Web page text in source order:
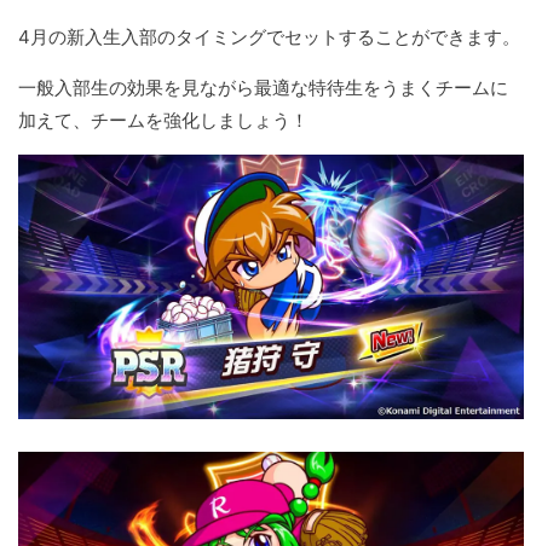
4月の新入生入部のタイミングでセットすることができます。
一般入部生の効果を見ながら最適な特待生をうまくチームに
加えて、チームを強化しましょう！